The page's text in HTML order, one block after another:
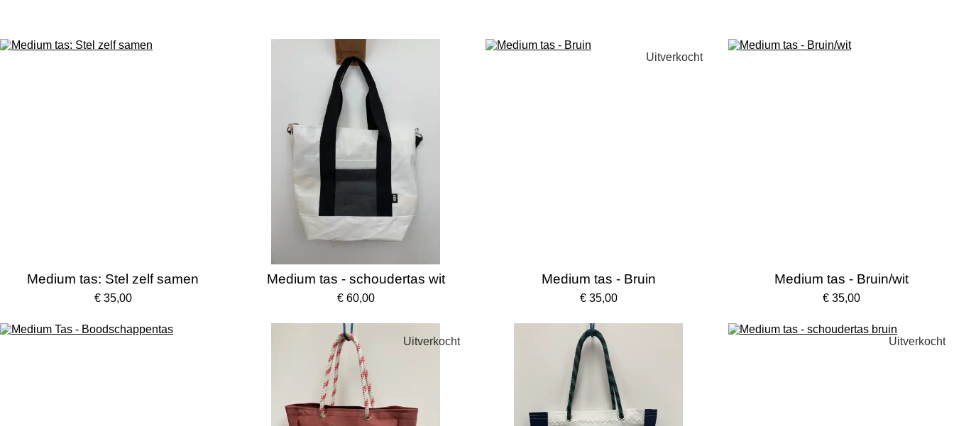
Medium tas: Stel zelf samen
€ 35,00
Medium tas - schoudertas wit
€ 60,00
Uitverkocht
Medium tas - Bruin
€ 35,00
Medium tas - Bruin/wit
€ 35,00
Uitverkocht Uitverkocht